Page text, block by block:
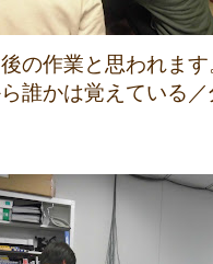
の作業と思われま
誰かは覚えている